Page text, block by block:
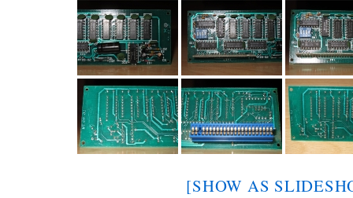
[SHOW AS